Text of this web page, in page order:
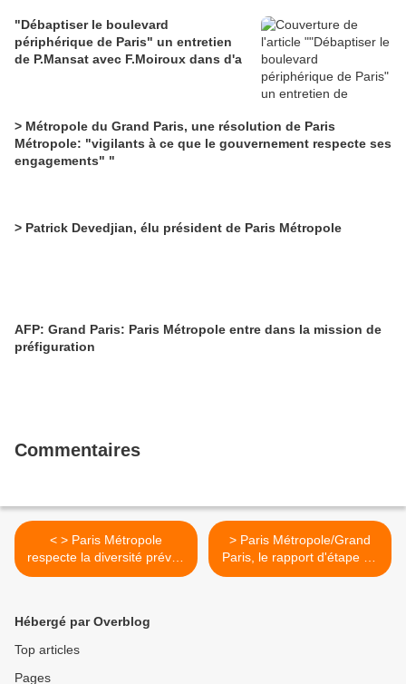
"Débaptiser le boulevard
périphérique de Paris" un entretien
de P.Mansat avec F.Moiroux dans d'a
> Métropole du Grand Paris, une résolution de Paris
Métropole: "vigilants à ce que le gouvernement respecte ses
engagements" "
> Patrick Devedjian, élu président de Paris Métropole
AFP: Grand Paris: Paris Métropole entre dans la mission de
préfiguration
Commentaires
< > Paris Métropole
respecte la diversité prévue
dans ses statuts… et les
présidentielle
> Paris Métropole/Grand
Paris, le rapport d'étape de
la commission sénatoriale >
Hébergé par Overblog
Top articles
Pages